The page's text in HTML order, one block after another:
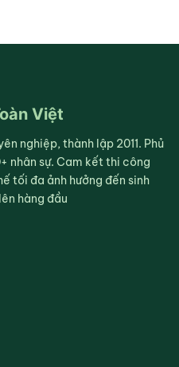
Việt
nghiệp, thành lập 2011. Phủ
nhân sự. Cam kết thi công
tối đa ảnh hưởng đến sinh
hàng đầu